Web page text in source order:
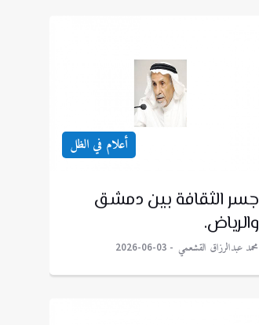
أعلام في الظل
جسر الثقافة بين دمشق
والرياض.
محمد عبدالرزاق القشعمي 2026-06-03